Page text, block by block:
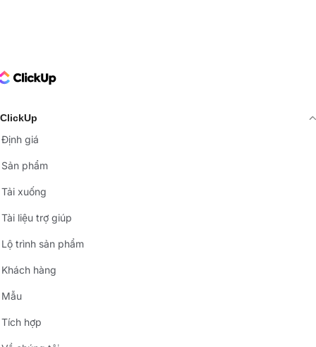
Logo
ClickUp
Định giá
Sản phẩm
Tải xuống
Tài liệu trợ giúp
Lộ trình sản phẩm
Khách hàng
Mẫu
Tích hợp